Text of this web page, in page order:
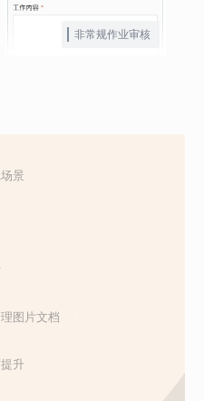
非常规作业审核
景
图片文档
升